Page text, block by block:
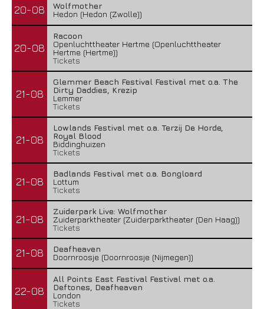
20-08
Wolfmother
Hedon (Hedon (Zwolle))
20-08
Racoon
Openluchttheater Hertme (Openluchttheater
Hertme (Hertme))
Tickets
21-08
Glemmer Beach Festival Festival met o.a. The
Dirty Daddies, Krezip
Lemmer
Tickets
21-08
Lowlands Festival met o.a. Terzij De Horde,
Royal Blood
Biddinghuizen
Tickets
21-08
Badlands Festival met o.a. Bongloard
Lottum
Tickets
21-08
Zuiderpark Live: Wolfmother
Zuiderparktheater (Zuiderparktheater (Den Haag))
Tickets
21-08
Deafheaven
Doornroosje (Doornroosje (Nijmegen))
22-08
All Points East Festival Festival met o.a.
Deftones, Deafheaven
London
Tickets